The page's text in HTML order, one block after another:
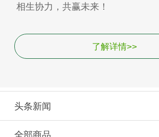
相生协力，共赢未来！
了解详情>>
头条新闻
全部商品